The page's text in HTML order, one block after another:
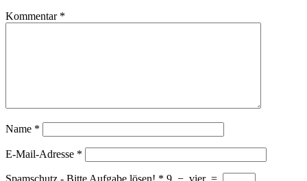
Kommentar *
Name *
E-Mail-Adresse *
Spamschutz - Bitte Aufgabe lösen! * 9 − vier =